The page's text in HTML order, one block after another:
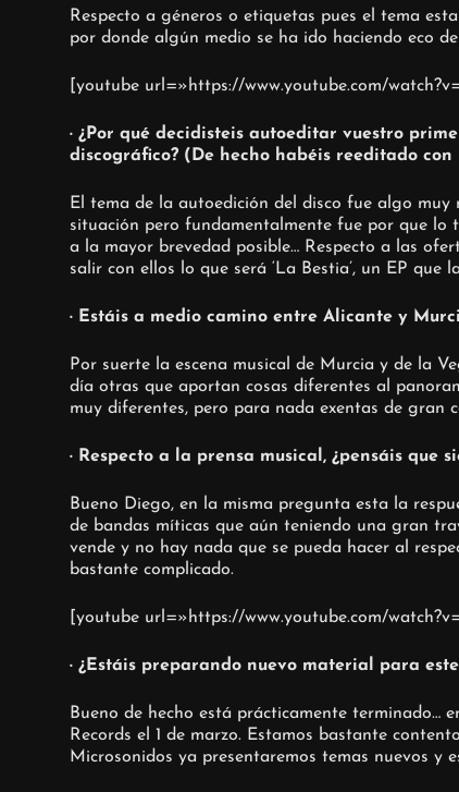
Respecto a géneros o etiquetas pues el tema
por donde algún medio se ha ido haciendo eco
[youtube url=»https://www.youtube.com/
· ¿Por qué decidisteis autoeditar vuestro
discográfico? (De hecho habéis reeditado
El tema de la autoedición del disco fue algo
situación pero fundamentalmente fue por que lo
a la mayor brevedad posible… Respecto a las
salir con ellos lo que será ‘La Bestia’, un EP que
· Estáis a medio camino entre Alicante y
Por suerte la escena musical de Murcia y de la
día otras que aportan cosas diferentes al
muy diferentes, pero para nada exentas de gran
· Respecto a la prensa musical, ¿pensáis que
Bueno Diego, en la misma pregunta esta la
de bandas míticas que aún teniendo una gran
vende y no hay nada que se pueda hacer al
bastante complicado.
[youtube url=»https://www.youtube.com/
· ¿Estáis preparando nuevo material para
Bueno de hecho está prácticamente terminado…
Records el 1 de marzo. Estamos bastante
Microsonidos ya presentaremos temas nuevos y